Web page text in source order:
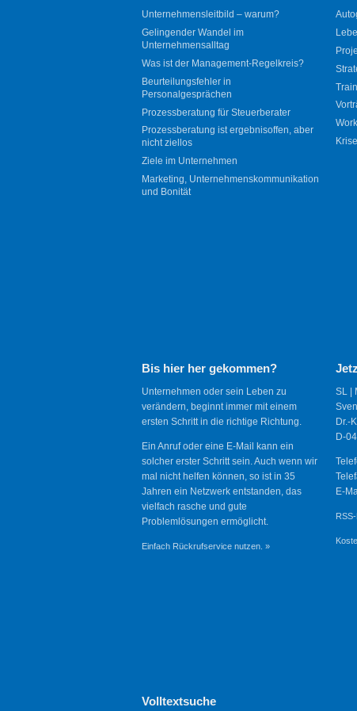
Unternehmensleitbild – warum?
Gelingender Wandel im
Unternehmensalltag
Was ist der Management-Regelkreis?
Beurteilungsfehler in
Personalgesprächen
Prozessberatung für Steuerberater
Prozessberatung ist ergebnisoffen, aber
nicht ziellos
Ziele im Unternehmen
Marketing, Unternehmenskommunikation
und Bonität
Bis hier her gekommen?
Unternehmen oder sein Leben zu
verändern, beginnt immer mit einem
ersten Schritt in die richtige Richtung.
Ein Anruf oder eine E-Mail kann ein
solcher erster Schritt sein. Auch wenn wir
mal nicht helfen können, so ist in 35
Jahren ein Netzwerk entstanden, das
vielfach rasche und gute
Problemlösungen ermöglicht.
Einfach Rückrufservice nutzen. »
SL |
Dr.-
D-
E-
Volltextsuche